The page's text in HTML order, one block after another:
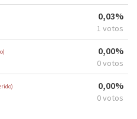
0,03%
1 votos
0,00%
0 votos
0,00%
0 votos